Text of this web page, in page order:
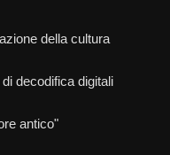
della cultura
decodifica digitali
antico"